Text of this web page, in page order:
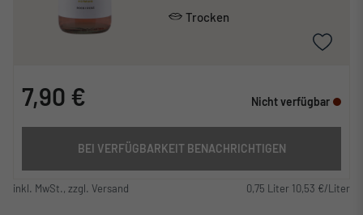
Trocken
7,90 € Nicht verfügbar
BEI VERFÜGBARKEIT BENACHRICHTIGEN
inkl. MwSt., zzgl. Versand 0,75 Liter 10,53 €/Liter